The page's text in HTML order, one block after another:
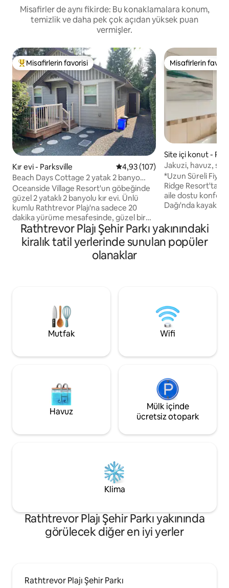
Misafirler de aynı fikirde: Bu konaklamalara konum,
temizlik ve daha pek çok açıdan yüksek puan
vermişler.
Misafirlerin favorilerinden en beğenilenler arasında
Misafirlerin favorisi
Kır evi - Parksville 5 üzerinden ortalama 4,93
4,93 (107)
Beach Days Cottage 2 yatak 2 banyo
evcil hayvan dostu
Oceanside Village Resort'un göbeğinde
güzel 2 yataklı 2 banyolu kır evi. Ünlü
kumlu Rathtrevor Plajı'na sadece 20
dakika yürüme mesafesinde, güzel bir
kumlu plaj ve çocuklar için harika bir su
ve oyun parkı bulunan Parksville şehir
merkezine arabayla 5 dakika
dinlenme salonlarına yürüyün. ** Bu
kulübede sigara içilmez** Parksville
Belediyesi İşletme Ruhsatı #00005733
Misafirlerin
Misafirlerin
Site içi konut -
Jakuzi, havuz,
ve mutfağı olan 2
*Uzun Süreli
Ridge Resort'ta 1
aile dostu
Dağı'nda kayak
konaklayabilir.
6 kişilik yemek
olanakları
Plajı'na yürüyün!
Rathtrevor Plajı Şehir Parkı yakınındaki
kiralık tatil yerlerinde sunulan popüler
olanaklar
Mutfak Wifi
Havuz
Mülk içinde
ücretsiz otopark
Klima
Rathtrevor Plajı Şehir Parkı yakınında
görülecek diğer en iyi yerler
Rathtrevor Plajı Şehir Parkı